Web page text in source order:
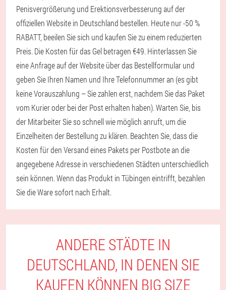
Penisvergrößerung und Erektionsverbesserung auf der
offiziellen Website in Deutschland bestellen. Heute nur -50 %
RABATT, beeilen Sie sich und kaufen Sie zu einem reduzierten
Preis. Die Kosten für das Gel betragen €49. Hinterlassen Sie
eine Anfrage auf der Website über das Bestellformular und
geben Sie Ihren Namen und Ihre Telefonnummer an (es gibt
keine Vorauszahlung – Sie zahlen erst, nachdem Sie das Paket
vom Kurier oder bei der Post erhalten haben). Warten Sie, bis
der Mitarbeiter Sie so schnell wie möglich anruft, um die
Einzelheiten der Bestellung zu klären. Beachten Sie, dass die
Kosten für den Versand eines Pakets per Postbote an die
angegebene Adresse in verschiedenen Städten unterschiedlich
sein können. Wenn das Produkt in Tübingen eintrifft, bezahlen
Sie die Ware sofort nach Erhalt.
ANDERE STÄDTE IN
DEUTSCHLAND, IN DENEN SIE
KAUFEN KÖNNEN BIG SIZE